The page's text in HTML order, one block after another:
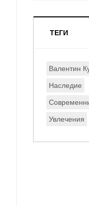
ТЕГИ
Валентин
Наследие
Увлечения